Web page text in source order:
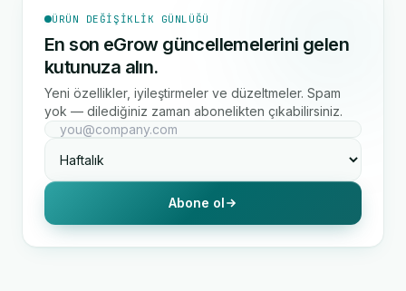
ÜRÜN DEĞIŞIKLIK GÜNLÜĞÜ
En son eGrow güncellemelerini gelen
kutunuza alın.
Yeni özellikler, iyileştirmeler ve düzeltmeler. Spam
yok — dilediğiniz zaman abonelikten çıkabilirsiniz.
Abone ol